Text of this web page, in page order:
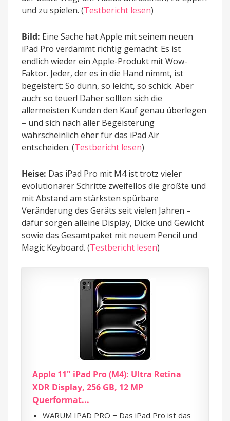
und zu spielen. (Testbericht lesen)
Bild: Eine Sache hat Apple mit seinem neuen
iPad Pro verdammt richtig gemacht: Es ist
endlich wieder ein Apple-Produkt mit Wow-
Faktor. Jeder, der es in die Hand nimmt, ist
begeistert: So dünn, so leicht, so schick. Aber
auch: so teuer! Daher sollten sich die
allermeisten Kunden den Kauf genau überlegen
– und sich nach aller Begeisterung
wahrscheinlich eher für das iPad Air
entscheiden. (Testbericht lesen)
Heise: Das iPad Pro mit M4 ist trotz vieler
evolutionärer Schritte zweifellos die größte und
mit Abstand am stärksten spürbare
Veränderung des Geräts seit vielen Jahren –
dafür sorgen alleine Display, Dicke und Gewicht
sowie das Gesamtpaket mit neuem Pencil und
Magic Keyboard. (Testbericht lesen)
Apple 11" iPad Pro (M4): Ultra Retina
XDR Display, 256 GB, 12 MP
Querformat...
WARUM IPAD PRO − Das iPad Pro ist das